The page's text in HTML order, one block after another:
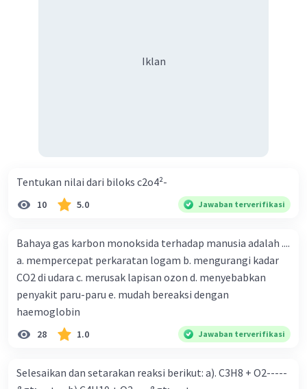
Iklan
Tentukan nilai dari biloks c2o4²-
10 5.0 Jawaban terverifikasi
Bahaya gas karbon monoksida terhadap manusia adalah ....
a. mempercepat perkaratan logam b. mengurangi kadar
CO2 di udara c. merusak lapisan ozon d. menyebabkan
penyakit paru-paru e. mudah bereaksi dengan
haemoglobin
28 1.0 Jawaban terverifikasi
Selesaikan dan setarakan reaksi berikut: a). C3H8 + O2-----